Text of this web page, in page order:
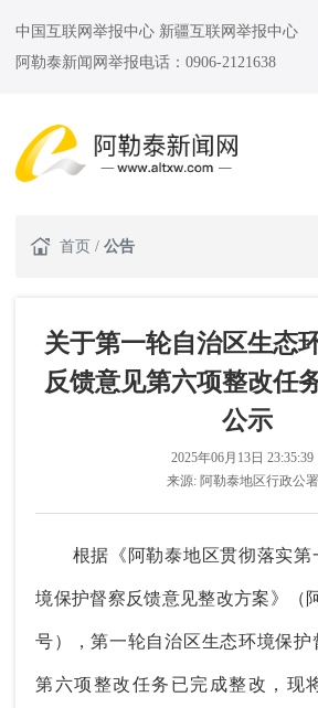
中国互联网举报中心 新疆互联网举报中心
阿勒泰新闻网举报电话：0906-2121638
首页 / 公告
关于第一轮自治区生态
反馈意见第六项整改任
公示
2025年06月13日 23:35:39
来源: 阿勒泰地区行政公署
根据《阿勒泰地区贯彻落实第
境保护督察反馈意见整改方案》（
号），第一轮自治区生态环境保护
第六项整改任务已完成整改，现